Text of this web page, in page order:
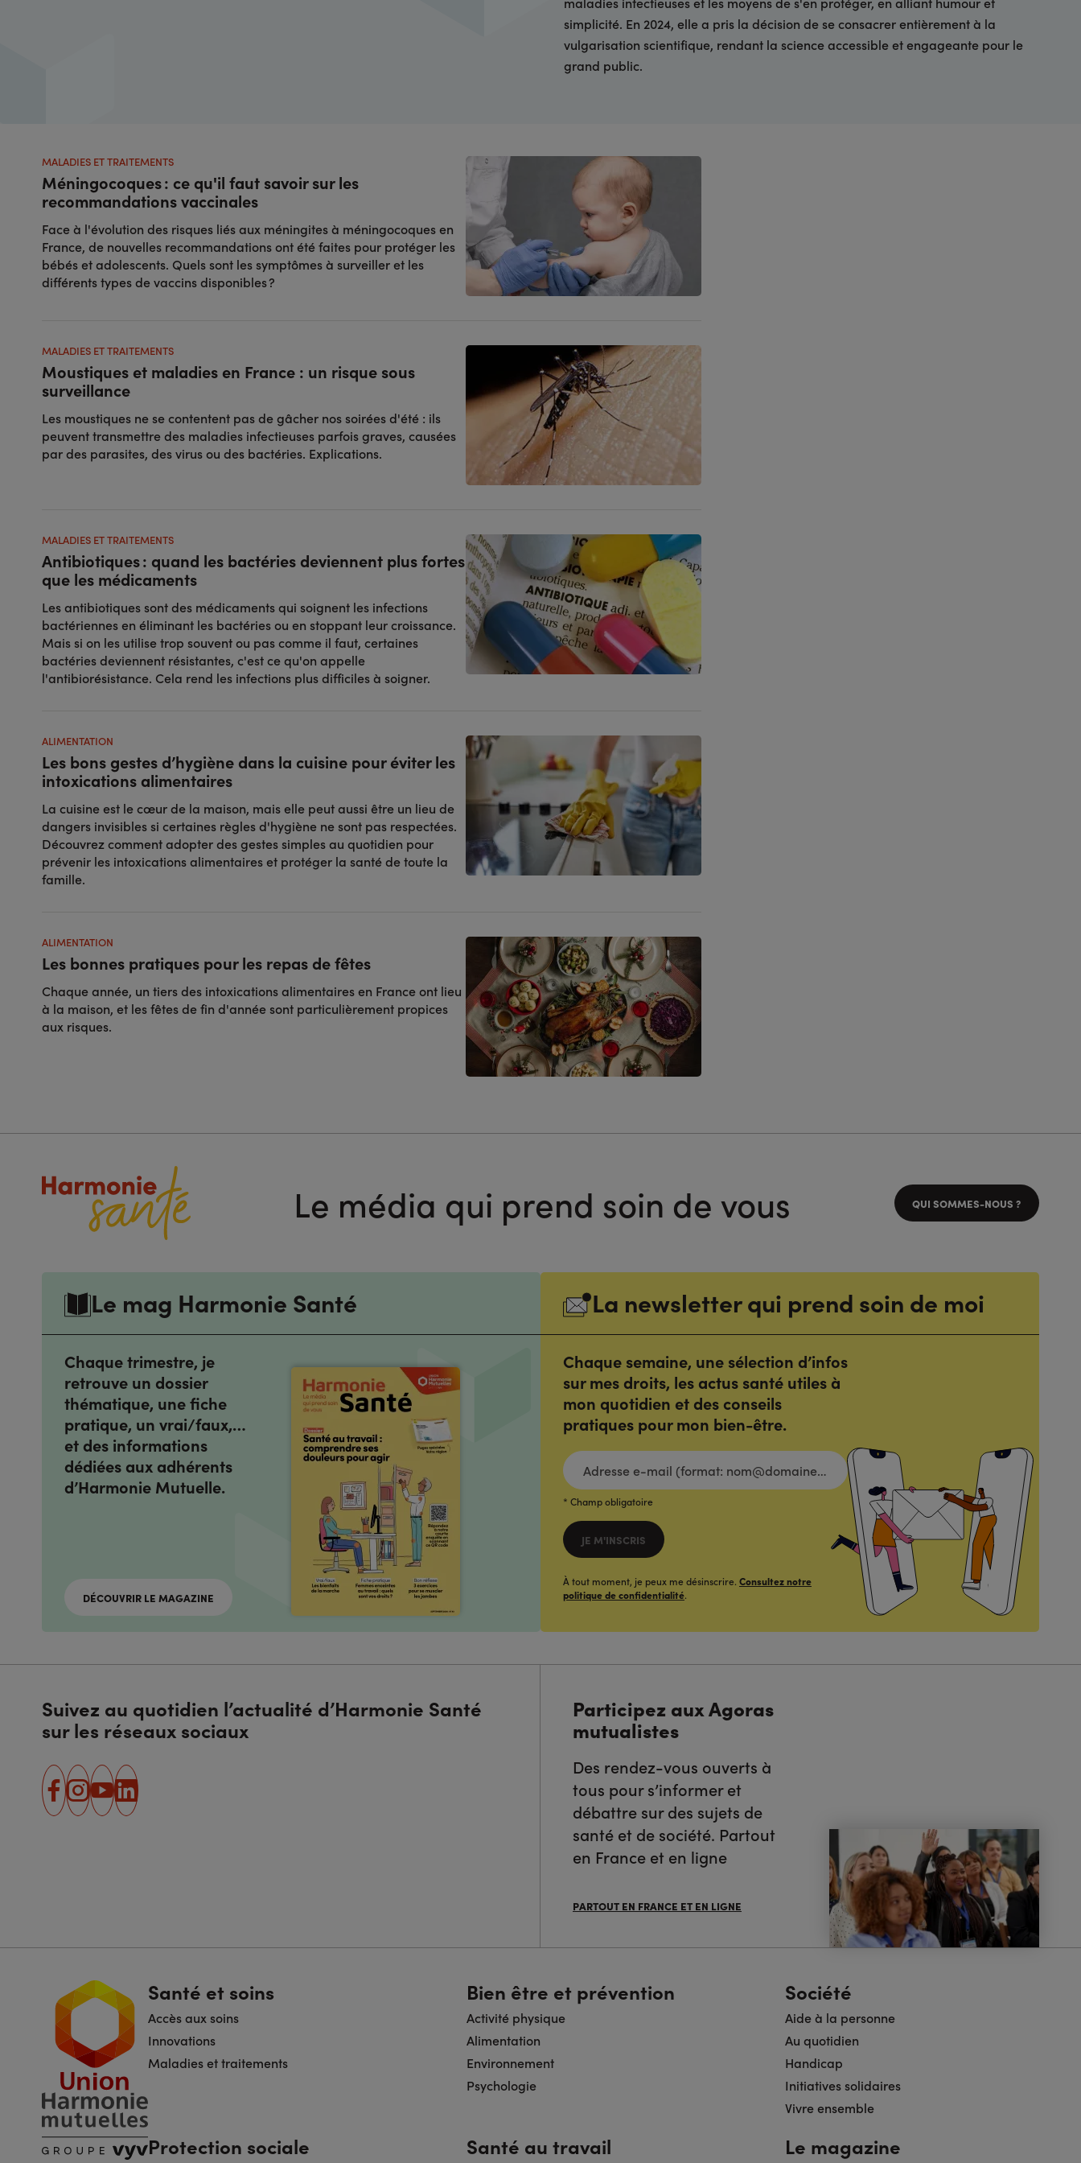
simplicité. En 2024, elle a pris la décision de se consacrer entièrement à la
vulgarisation scientifique, rendant la science accessible et engageante pour le
grand public.
Méningocoques : ce qu'il faut savoir sur les
recommandations vaccinales
MALADIES ET TRAITEMENTS
Face à l'évolution des risques liés aux méningites à méningocoques en
France, de nouvelles recommandations ont été faites pour protéger les
bébés et adolescents. Quels sont les symptômes à surveiller et les
différents types de vaccins disponibles ?
Moustiques et maladies en France : un risque sous
surveillance
MALADIES ET TRAITEMENTS
Les moustiques ne se contentent pas de gâcher nos soirées d'été : ils
peuvent transmettre des maladies infectieuses parfois graves, causées
par des parasites, des virus ou des bactéries. Explications.
Antibiotiques : quand les bactéries deviennent plus fortes
que les médicaments
MALADIES ET TRAITEMENTS
Les antibiotiques sont des médicaments qui soignent les infections
bactériennes en éliminant les bactéries ou en stoppant leur croissance.
Mais si on les utilise trop souvent ou pas comme il faut, certaines
bactéries deviennent résistantes, c'est ce qu'on appelle
l'antibiorésistance. Cela rend les infections plus difficiles à soigner.
Les bons gestes d’hygiène dans la cuisine pour éviter les
intoxications alimentaires
ALIMENTATION
La cuisine est le cœur de la maison, mais elle peut aussi être un lieu de
dangers invisibles si certaines règles d'hygiène ne sont pas respectées.
Découvrez comment adopter des gestes simples au quotidien pour
prévenir les intoxications alimentaires et protéger la santé de toute la
famille.
Les bonnes pratiques pour les repas de fêtes
ALIMENTATION
Chaque année, un tiers des intoxications alimentaires en France ont lieu
à la maison, et les fêtes de fin d'année sont particulièrement propices
aux risques.
Le média qui prend soin de vous QUI SOMMES-NOUS ?
Le mag Harmonie Santé
Chaque trimestre, je
retrouve un dossier
thématique, une fiche
pratique, un vrai/faux,…
et des informations
dédiées aux adhérents
d’Harmonie Mutuelle.
DÉCOUVRIR LE MAGAZINE
La newsletter qui prend soin de moi
Chaque semaine, une sélection d’infos
sur mes droits, les actus santé utiles à
mon quotidien et des conseils
pratiques pour mon bien-être.
ADRESSE
E-
MAIL
(FORMAT:
NOM@DOMAINE.COM)*
* Champ obligatoire
JE M'INSCRIS
À tout moment, je peux me désinscrire. Consultez notre
politique de confidentialité.
Suivez au quotidien l’actualité d’Harmonie Santé
sur les réseaux sociaux
facebook
instagram
youtube
linkedin
Participez aux Agoras
mutualistes
Des rendez-vous ouverts à
tous pour s’informer et
débattre sur des sujets de
santé et de société. Partout
en France et en ligne
PARTOUT EN FRANCE ET EN LIGNE
Navigation
pied
de
page
Santé et soins
Accès aux soins
Innovations
Maladies et traitements
Bien être et prévention
Activité physique
Alimentation
Environnement
Psychologie
Société
Aide à la personne
Au quotidien
Handicap
Initiatives solidaires
Vivre ensemble
Protection sociale Santé au travail Le magazine